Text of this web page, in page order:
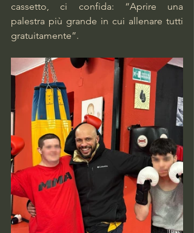
cassetto, ci confida: “Aprire una
palestra più grande in cui allenare tutti
gratuitamente”.